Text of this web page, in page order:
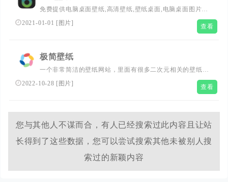
免费提供电脑桌面壁纸,高清壁纸,壁纸桌面,电脑桌面图片，
包括风景,动态,非主流,女孩,可爱,3d,唯美,卡通,动漫,宽屏等
精美桌面壁纸，由壁纸图片大全网站提供给大家下载使用。
2021-01-01 [ 图片] 查看
极简壁纸
一个非常简洁的壁纸网站，里面有很多二次元相关的壁纸，
尺寸、场景都可以自己选，下载同样不需要注册登录，直接
2022-10-28 [ 图片] 查看
您与其他人不谋而合，有人已经搜索过此内容且让站
长得到了这些数据，您可以尝试搜索其他未被别人搜
索过的新颖内容